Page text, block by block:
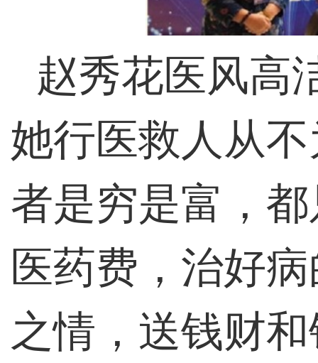
赵秀花医风高
她行医救人从
者是穷是富，
医药费，治好
之情，送钱财